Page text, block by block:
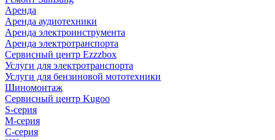
Аренда
Аренда аудиотехники
Аренда электроинструмента
Аренда электротранспорта
Сервисный центр Ezzzbox
Услуги для электротранспорта
Услуги для бензиновой мототехники
Шиномонтаж
Сервисный центр Kugoo
S-cерия
M-серия
С-серия